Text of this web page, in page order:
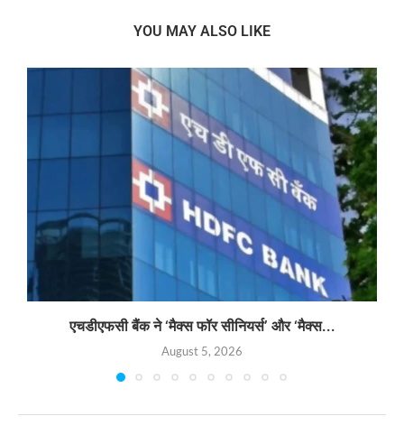
YOU MAY ALSO LIKE
एचडीएफसी बैंक ने ‘मैक्स फॉर सीनियर्स’ और ‘मैक्स...
August 5, 2026